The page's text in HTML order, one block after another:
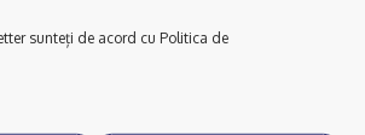
sunteți de acord cu Politica de